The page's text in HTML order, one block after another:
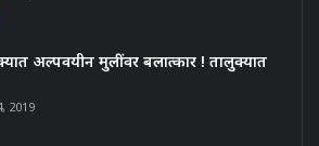
अल्पवयीन मुलींवर बलात्कार ! तालुक्यात
2019